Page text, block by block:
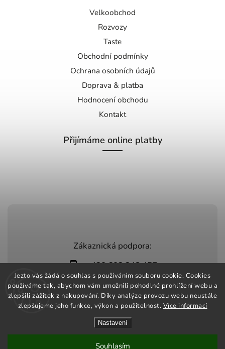
Jezto vás žádá o souhlas s používáním souboru cookie. Cookies
používáme tak, abychom vám umožnili pohodlné prohlížení webu a
zlepšili zážitek z nakupování. Díky analýze provozu webu neustále
zlepšujeme jeho funkce, výkon a použitelnost. Více informací
Nastavení
Souhlasím
Zákaznická podpora:
+420 603 248 457
info@jeztomarket.cz
Velkoobchod
Rozvozy
Taste
Obchodní podmínky
Ochrana osobních údajů
Doprava & platba
Hodnocení obchodu
Kontakt
Přijímáme online platby
Shoptet | Design